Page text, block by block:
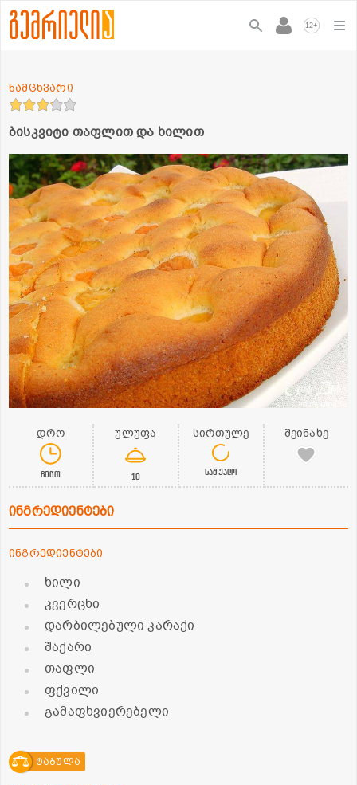
12+
ბისკვიტი თაფლით და ხილით
ნამცხვარი
დრო
60წთ
ულუფა
10
სირთულე
საშუალო
შეინახე
ინგრედიენტები
ინგრედიენტები
ხილი
კვერცხი
დარბილებული კარაქი
შაქარი
თაფლი
ფქვილი
გამაფხვიერებელი
ტაბულა